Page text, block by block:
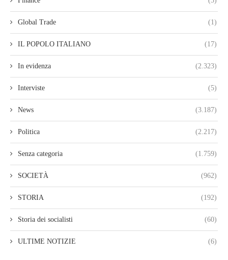
Global Trade (1)
IL POPOLO ITALIANO (17)
In evidenza (2.323)
Interviste (5)
News (3.187)
Politica (2.217)
Senza categoria (1.759)
SOCIETÀ (962)
STORIA (192)
Storia dei socialisti (60)
ULTIME NOTIZIE (6)